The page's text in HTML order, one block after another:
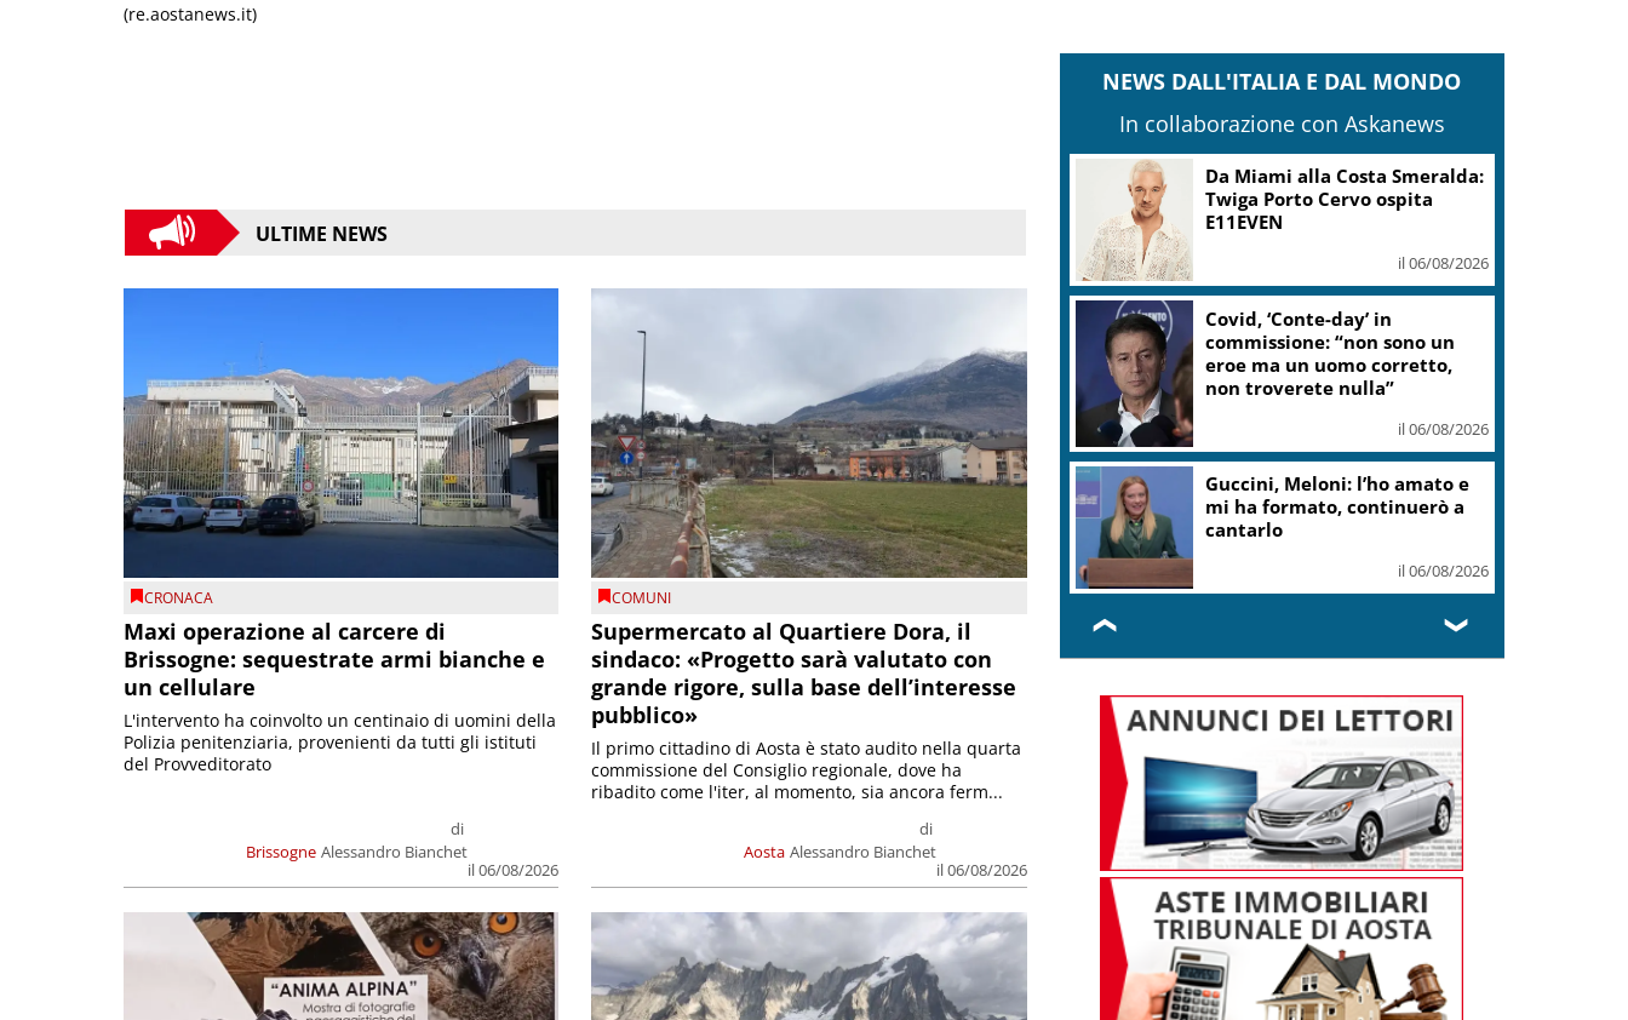
(re.aostanews.it)
ULTIME NEWS
CRONACA
Maxi operazione al carcere di
Brissogne: sequestrate armi bianche e
un cellulare
Brissogne
di
Alessandro Bianchet
il 06/08/2026
L'intervento ha coinvolto un centinaio di uomini della
Polizia penitenziaria, provenienti da tutti gli istituti
del Provveditorato
COMUNI
Supermercato al Quartiere Dora, il
sindaco: «Progetto sarà valutato con
grande rigore, sulla base dell’interesse
pubblico»
Aosta
di
Alessandro Bianchet
il 06/08/2026
Il primo cittadino di Aosta è stato audito nella quarta
commissione del Consiglio regionale, dove ha
ribadito come l'iter, al momento, sia ancora ferm...
NEWS DALL'ITALIA E DAL MONDO
In collaborazione con Askanews
Da Miami alla Costa Smeralda:
Twiga Porto Cervo ospita
E11EVEN
il 06/08/2026
Covid, ‘Conte-day’ in
commissione: “non sono un
eroe ma un uomo corretto,
non troverete nulla”
il 06/08/2026
Guccini, Meloni: l’ho amato e
mi ha formato, continuerò a
cantarlo
il 06/08/2026
❮ ❯